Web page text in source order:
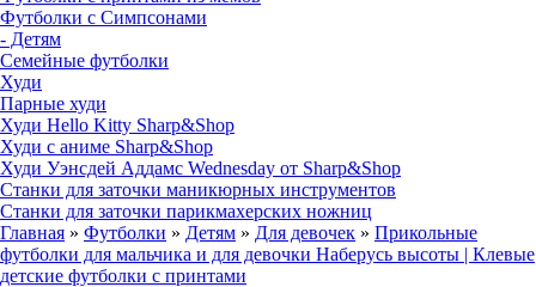
Футболки с Симпсонами
- Детям
Семейные футболки
Худи
Парные худи
Худи Hello Kitty Sharp&Shop
Худи с аниме Sharp&Shop
Худи Уэнсдей Аддамс Wednesday от Sharp&Shop
Станки для заточки маникюрных инструментов
Станки для заточки парикмахерских ножниц
Главная » Футболки » Детям » Для девочек » Прикольные
футболки для мальчика и для девочки Наберусь высоты | Клевые
детские футболки с принтами